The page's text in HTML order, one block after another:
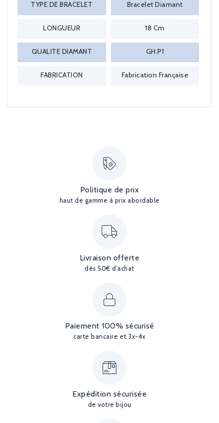
TYPE DE BRACELET Bracelet Diamant
LONGUEUR 18 Cm
QUALITE DIAMANT GH.P1
FABRICATION Fabrication Française
Politique de prix
haut de gamme à prix abordable
Livraison offerte
dès 50€ d'achat
Paiement 100% sécurisé
carte bancaire et 3x-4x
Expédition sécurisée
de votre bijou